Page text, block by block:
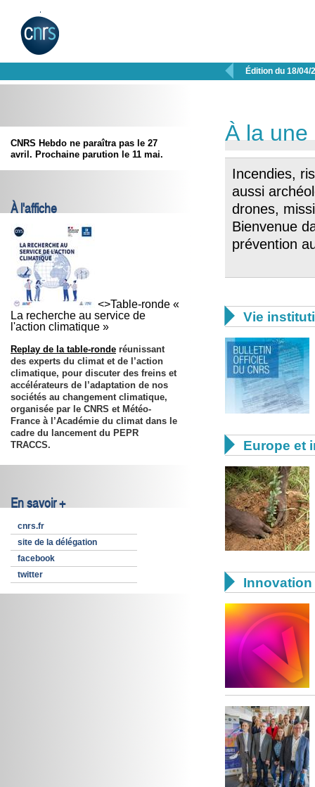
 Édition du 18/04/
CNRS Hebdo ne paraîtra pas le 27
avril. Prochaine parution le 11 mai.
À l'affiche
<>Table-ronde «
La recherche au service de
l'action climatique »
Replay de la table-ronde réunissant
des experts du climat et de l’action
climatique, pour discuter des freins et
accélérateurs de l’adaptation de nos
sociétés au changement climatique,
organisée par le CNRS et Météo-
France à l’Académie du climat dans le
cadre du lancement du PEPR
TRACCS.
En savoir +
cnrs.fr
site de la délégation
facebook
twitter
À la une
Incendies,
aussi
drones,
Bienvenue
prévention
 Vie
 Europe et
